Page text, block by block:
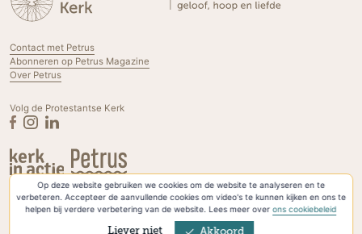
Op deze website gebruiken we cookies om de website te analyseren en te
verbeteren. Accepteer de aanvullende cookies om video's te kunnen kijken en ons te
helpen bij verdere verbetering van de website. Lees meer overons cookiebeleid
Liever niet
Contact met Petrus
Abonneren op Petrus Magazine
Over Petrus
Volg de Protestantse Kerk
Privacyverklaring & Cookies